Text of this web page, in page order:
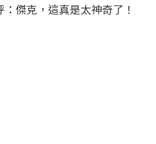
傑克，這真是太神奇了！